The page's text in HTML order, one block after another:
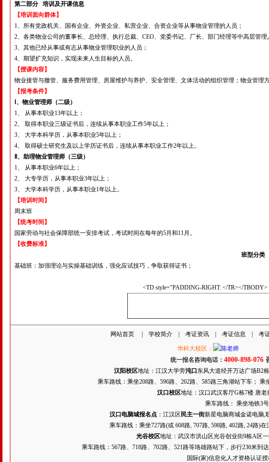
第二部分
培训及开课信息
【培训面向群体】
1、所有党政机关、国有企业、外资企业、私营企业、合资企业等从事物业管理的人员；
2、各类物业公司的董事长、总经理、执行总裁、 CEO、党委书记、厂长、部门经理等中高层管理
3、其他已经从事或有志从事物业管理职业的人员；
4、期望扩充知识，实现未来人生目标的人员。
【授课内容】
物业接管与撤管、服务费用管理、房屋维护与养护、安全管理、文体活动的组织管理；物业管理
【报考条件】
、物业管理师（二级）
1、 从事本职业13年以上；
2、 取得本职业三级证书后，连续从事本职业工作5年以上；
3、 大学本科学历，从事本职业5年以上；
4、 取得硕士研究生及以上学历证书后，连续从事本职业工作2年以上。
、助理物业管理师（三级）
1、 从事本职业6年以上；
2、 大专学历，从事本职业3年以上；
3、 大学本科学历，从事本职业1年以上。
【培训时间】
周末班
【统考时间】
国家劳动与社会保障部统一安排考试，考试时间在每年的5月和11月。
【收费标准】
班型分类
基础班：加强理论与实操基础训练，强化应试技巧，争取获得证书；
<TD style="PADDING-RIGHT: </TR></
网站首页| 学校简介| 考证资讯| 考证信息 考
华科大校区：
统一报名咨询电话： 4000-898-076
汉阳校区地址：江汉大学旁沌口 东风大道经开万达广场B2
乘车路线：乘坐208路、596路、202路、585路三角湖站下车；
汉口校区地址：汉口武汉客厅G栋7楼 唐老
乘车路线： 乘坐地铁3
汉口电脑城报名点：江汉区 民主一街新星电脑商城金诺电脑,
乘车路线：乘坐727路(或 608路, 707路, 598路, 402路, 24路)
光谷校区地址：武汉市洪山区光谷创业街9栋A区
乘车路线：567路、718路、702路、521路等珞雄路站下，步行236米到
国际(家)信息化人才资格认证